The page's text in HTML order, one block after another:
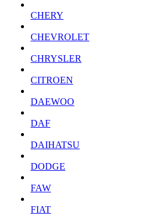
CHERY
CHEVROLET
CHRYSLER
CITROEN
DAEWOO
DAF
DAIHATSU
DODGE
FAW
FIAT